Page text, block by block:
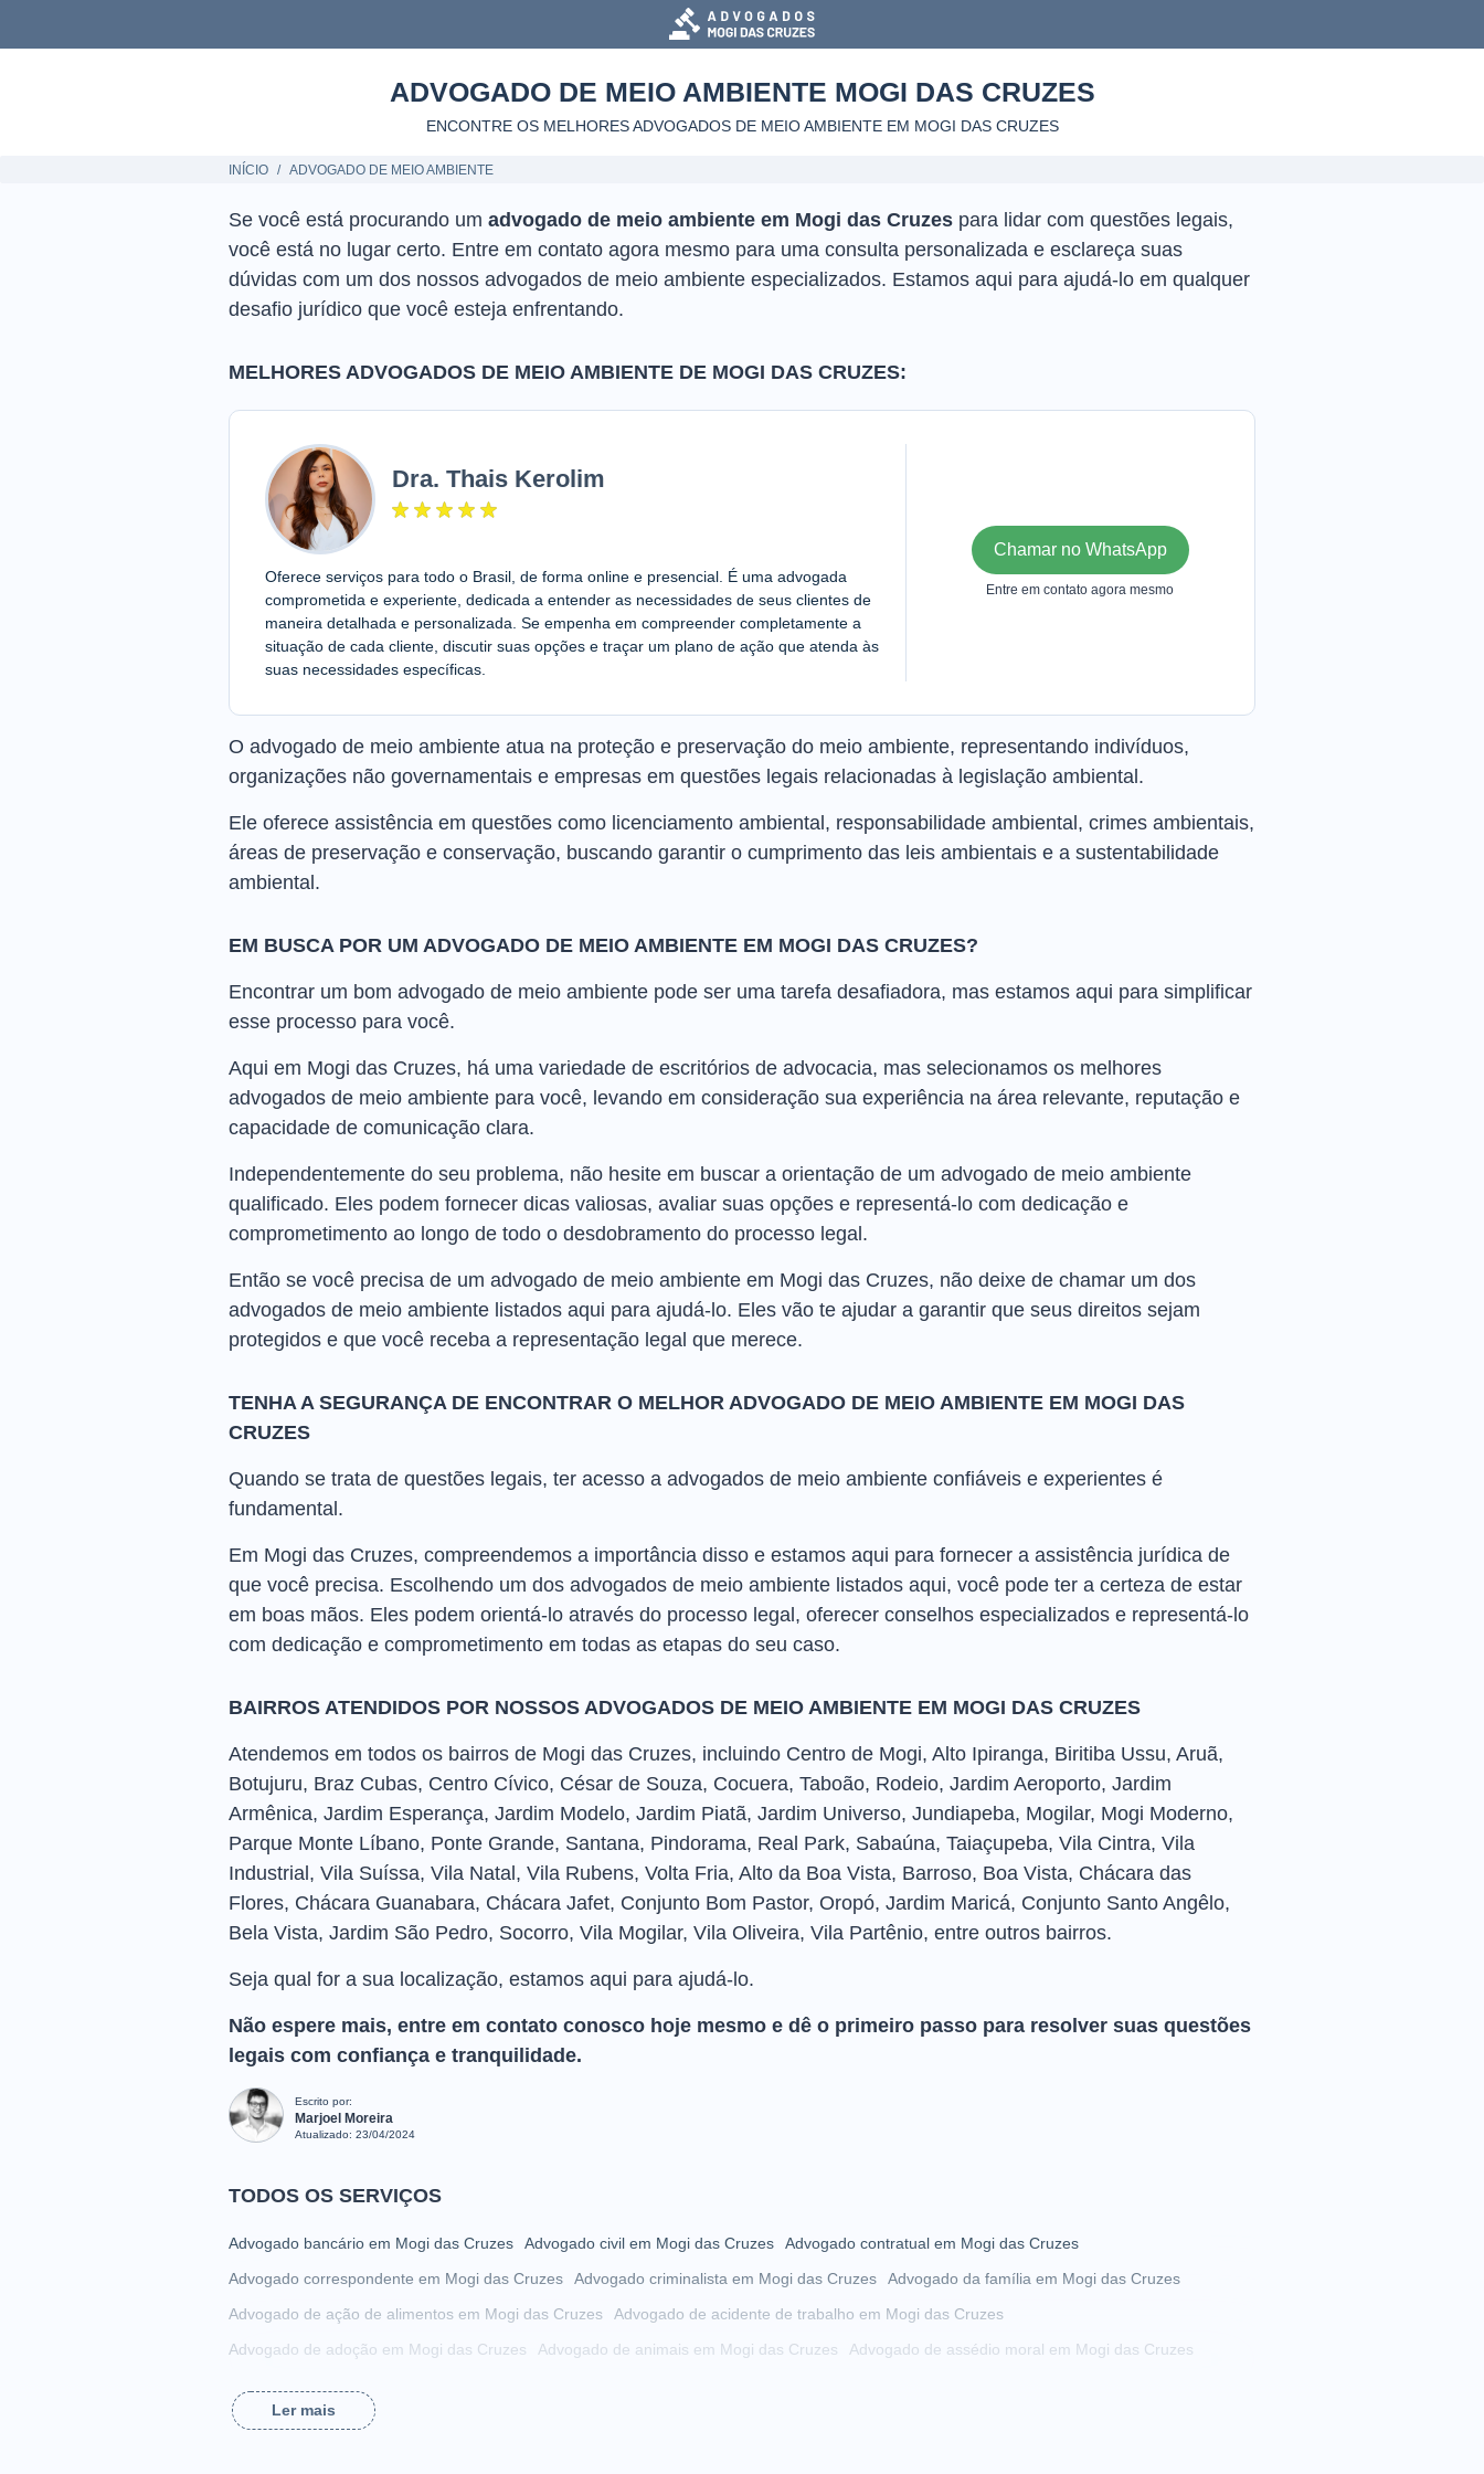
ADVOGADO DE MEIO AMBIENTE MOGI DAS CRUZES
ENCONTRE OS MELHORES ADVOGADOS DE MEIO AMBIENTE EM MOGI DAS CRUZES
INÍCIO ADVOGADO DE MEIO AMBIENTE
Se você está procurando um advogado de meio ambiente em Mogi das Cruzes para lidar com questões legais,
você está no lugar certo. Entre em contato agora mesmo para uma consulta personalizada e esclareça suas
dúvidas com um dos nossos advogados de meio ambiente especializados. Estamos aqui para ajudá-lo em qualquer
desafio jurídico que você esteja enfrentando.
MELHORES ADVOGADOS DE MEIO AMBIENTE DE MOGI DAS CRUZES:
Dra. Thais Kerolim
Oferece serviços para todo o Brasil, de forma online e presencial. É uma advogada
comprometida e experiente, dedicada a entender as necessidades de seus clientes de
maneira detalhada e personalizada. Se empenha em compreender completamente a
situação de cada cliente, discutir suas opções e traçar um plano de ação que atenda às
suas necessidades específicas.
Chamar no WhatsApp
Entre em contato agora mesmo
O advogado de meio ambiente atua na proteção e preservação do meio ambiente, representando indivíduos,
organizações não governamentais e empresas em questões legais relacionadas à legislação ambiental.
Ele oferece assistência em questões como licenciamento ambiental, responsabilidade ambiental, crimes ambientais,
áreas de preservação e conservação, buscando garantir o cumprimento das leis ambientais e a sustentabilidade
ambiental.
EM BUSCA POR UM ADVOGADO DE MEIO AMBIENTE EM MOGI DAS CRUZES?
Encontrar um bom advogado de meio ambiente pode ser uma tarefa desafiadora, mas estamos aqui para simplificar
esse processo para você.
Aqui em Mogi das Cruzes, há uma variedade de escritórios de advocacia, mas selecionamos os melhores
advogados de meio ambiente para você, levando em consideração sua experiência na área relevante, reputação e
capacidade de comunicação clara.
Independentemente do seu problema, não hesite em buscar a orientação de um advogado de meio ambiente
qualificado. Eles podem fornecer dicas valiosas, avaliar suas opções e representá-lo com dedicação e
comprometimento ao longo de todo o desdobramento do processo legal.
Então se você precisa de um advogado de meio ambiente em Mogi das Cruzes, não deixe de chamar um dos
advogados de meio ambiente listados aqui para ajudá-lo. Eles vão te ajudar a garantir que seus direitos sejam
protegidos e que você receba a representação legal que merece.
TENHA A SEGURANÇA DE ENCONTRAR O MELHOR ADVOGADO DE MEIO AMBIENTE EM MOGI DAS
CRUZES
Quando se trata de questões legais, ter acesso a advogados de meio ambiente confiáveis e experientes é
fundamental.
Em Mogi das Cruzes, compreendemos a importância disso e estamos aqui para fornecer a assistência jurídica de
que você precisa. Escolhendo um dos advogados de meio ambiente listados aqui, você pode ter a certeza de estar
em boas mãos. Eles podem orientá-lo através do processo legal, oferecer conselhos especializados e representá-lo
com dedicação e comprometimento em todas as etapas do seu caso.
BAIRROS ATENDIDOS POR NOSSOS ADVOGADOS DE MEIO AMBIENTE EM MOGI DAS CRUZES
Atendemos em todos os bairros de Mogi das Cruzes, incluindo Centro de Mogi, Alto Ipiranga, Biritiba Ussu, Aruã,
Botujuru, Braz Cubas, Centro Cívico, César de Souza, Cocuera, Taboão, Rodeio, Jardim Aeroporto, Jardim
Armênica, Jardim Esperança, Jardim Modelo, Jardim Piatã, Jardim Universo, Jundiapeba, Mogilar, Mogi Moderno,
Parque Monte Líbano, Ponte Grande, Santana, Pindorama, Real Park, Sabaúna, Taiaçupeba, Vila Cintra, Vila
Industrial, Vila Suíssa, Vila Natal, Vila Rubens, Volta Fria, Alto da Boa Vista, Barroso, Boa Vista, Chácara das
Flores, Chácara Guanabara, Chácara Jafet, Conjunto Bom Pastor, Oropó, Jardim Maricá, Conjunto Santo Angêlo,
Bela Vista, Jardim São Pedro, Socorro, Vila Mogilar, Vila Oliveira, Vila Partênio, entre outros bairros.
Seja qual for a sua localização, estamos aqui para ajudá-lo.
Não espere mais, entre em contato conosco hoje mesmo e dê o primeiro passo para resolver suas questões
legais com confiança e tranquilidade.
Escrito por:
Marjoel Moreira
Atualizado: 23/04/2024
TODOS OS SERVIÇOS
Advogado bancário em Mogi das Cruzes Advogado civil em Mogi das Cruzes
Advogado contratual em Mogi das Cruzes
Advogado correspondente em Mogi das Cruzes
Advogado criminalista em Mogi das Cruzes
Advogado da família em Mogi das Cruzes
Advogado de ação de alimentos em Mogi das Cruzes
Advogado de acidente de trabalho em Mogi das Cruzes
Advogado de adoção em Mogi das Cruzes
Advogado de animais em Mogi das Cruzes
Advogado de assédio moral em Mogi das Cruzes
Advogado de busca e apreensão em Mogi das Cruzes
Ler mais